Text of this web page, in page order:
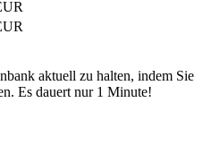
aktuell zu halten, indem Sie
Es dauert nur 1 Minute!